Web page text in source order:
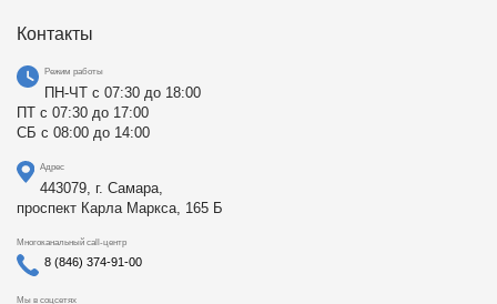
Контакты
Режим работы
ПН-ЧТ с 07:30 до 18:00
ПТ с 07:30 до 17:00
СБ с 08:00 до 14:00
Адрес
443079, г. Самара,
проспект Карла Маркса, 165 Б
Многоканальный call-центр
8 (846) 374-91-00
Мы в соцсетях